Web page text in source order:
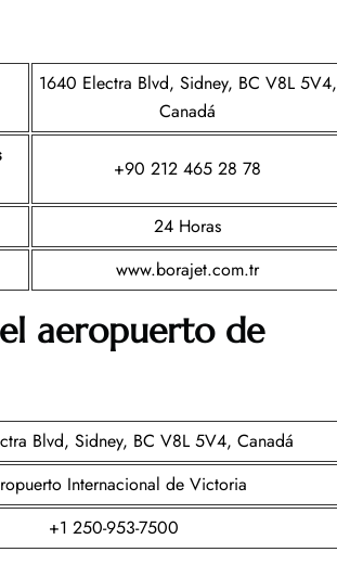
1640 Electra Blvd, Sidney, BC V8L 5V4,
Canadá
+90 212 465 28 78
24 Horas
www.borajet.com.tr
aeropuerto de
Blvd, Sidney, BC V8L 5V4, Canadá
Internacional de Victoria
+1 250-953-7500